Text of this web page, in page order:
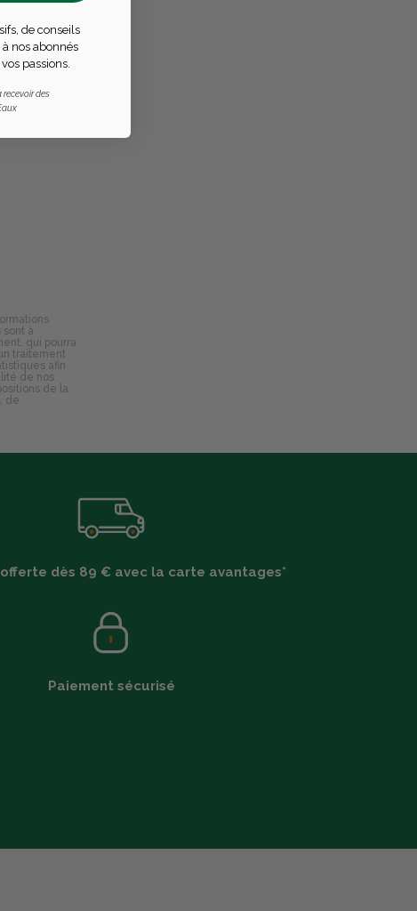
à
qui pourra
traitement
afin
de nos
de la
de
dès 89 € avec la carte avantages*
Paiement sécurisé
de conseils
à nos abonnés
passions.
recevoir des